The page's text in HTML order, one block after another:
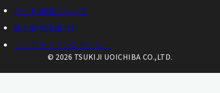
サイト利用について
個人情報保護方針
コンプライアンスポリシー
© 2026 TSUKIJI UOICHIBA CO.,LTD.